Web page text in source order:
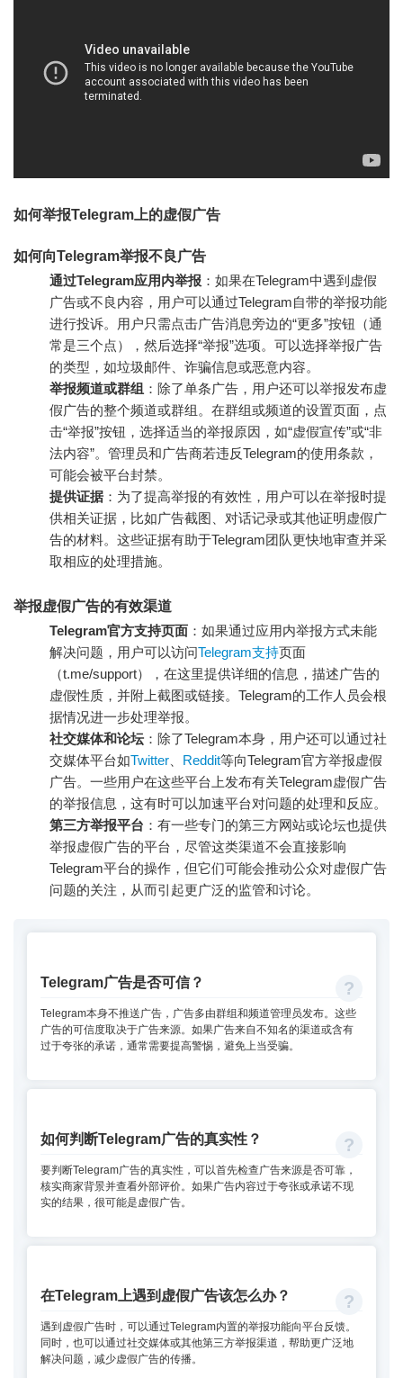
如何举报Telegram上的虚假广告
如何向Telegram举报不良广告
通过Telegram应用内举报 ：如果在Telegram中遇到虚假
广告或不良内容，用户可以通过Telegram自带的举报功能
进行投诉。用户只需点击广告消息旁边的“更多”按钮（通
常是三个点），然后选择“举报”选项。可以选择举报广告
的类型，如垃圾邮件、诈骗信息或恶意内容。
举报频道或群组 ：除了单条广告，用户还可以举报发布虚
假广告的整个频道或群组。在群组或频道的设置页面，点
击“举报”按钮，选择适当的举报原因，如“虚假宣传”或“非
法内容”。管理员和广告商若违反Telegram的使用条款，
可能会被平台封禁。
提供证据 ：为了提高举报的有效性，用户可以在举报时提
供相关证据，比如广告截图、对话记录或其他证明虚假广
告的材料。这些证据有助于Telegram团队更快地审查并采
取相应的处理措施。
举报虚假广告的有效渠道
Telegram官方支持页面 ：如果通过应用内举报方式未能
解决问题，用户可以访问Telegram支持页面
（t.me/support），在这里提供详细的信息，描述广告的
虚假性质，并附上截图或链接。Telegram的工作人员会根
据情况进一步处理举报。
社交媒体和论坛 ：除了Telegram本身，用户还可以通过社
交媒体平台如Twitter Reddit等向Telegram官方举报虚假
广告。一些用户在这些平台上发布有关Telegram虚假广告
的举报信息，这有时可以加速平台对问题的处理和反应。
第三方举报平台 ：有一些专门的第三方网站或论坛也提供
举报虚假广告的平台，尽管这类渠道不会直接影响
Telegram平台的操作，但它们可能会推动公众对虚假广告
问题的关注，从而引起更广泛的监管和讨论。
Telegram广告是否可信？
Telegram本身不推送广告，广告多由群组和频道管理员发布。这些
广告的可信度取决于广告来源。如果广告来自不知名的渠道或含有
过于夸张的承诺，通常需要提高警惕，避免上当受骗。
如何判断Telegram广告的真实性？
要判断Telegram广告的真实性，可以首先检查广告来源是否可靠，
核实商家背景并查看外部评价。如果广告内容过于夸张或承诺不现
实的结果，很可能是虚假广告。
在Telegram上遇到虚假广告该怎么办？
遇到虚假广告时，可以通过Telegram内置的举报功能向平台反馈。
同时，也可以通过社交媒体或其他第三方举报渠道，帮助更广泛地
解决问题，减少虚假广告的传播。